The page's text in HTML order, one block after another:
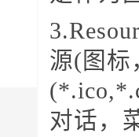
源(图标
对话，